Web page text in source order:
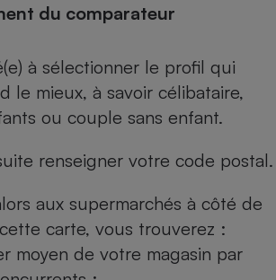
du comparateur
à sélectionner le profil qui
le mieux, à savoir célibataire,
ou couple sans enfant.
renseigner votre code postal.
aux supermarchés à côté de
carte, vous trouverez :
moyen de votre magasin par